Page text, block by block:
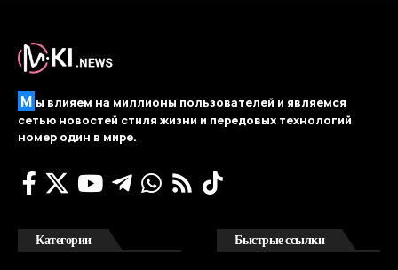
М ы влияем на миллионы пользователей и являемся
сетью новостей стиля жизни и передовых технологий
номер один в мире.
Категории Быстрые ссылки